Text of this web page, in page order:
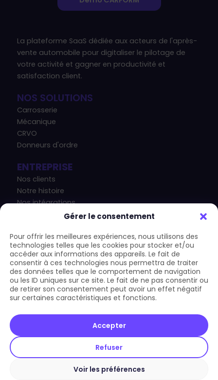
Gérer le consentement
Pour offrir les meilleures expériences, nous utilisons des
technologies telles que les cookies pour stocker et/ou
accéder aux informations des appareils. Le fait de
consentir à ces technologies nous permettra de traiter
des données telles que le comportement de navigation
ou les ID uniques sur ce site. Le fait de ne pas consentir ou
de retirer son consentement peut avoir un effet négatif
sur certaines caractéristiques et fonctions.
Accepter
Refuser
Voir les préférences
La plateforme SaaS dédiée aux acteurs de l'après-
vente automobile pour digitaliser le pilotage de
votre activité et gagner en productivité et
satisfaction client.
NOS SOLUTIONS
Carrosserie
Mécanique
CRVO
Donneurs d'ordre
ENTREPRISE
Nos clients
Notre histoire
Nos intégrations
Nos actualités
CONTACT
+33 4 83 43 33 07
contact@carform.io
Copyright © 2026 Carform.io | Tous droits réservés